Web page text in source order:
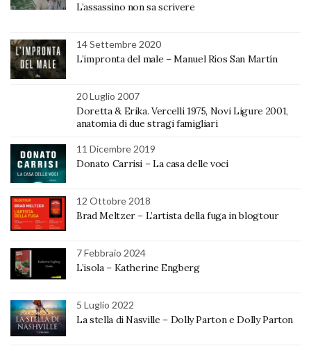
L’assassino non sa scrivere
14 Settembre 2020
L’impronta del male – Manuel Ríos San Martín
20 Luglio 2007
Doretta & Erika. Vercelli 1975, Novi Ligure 2001,
anatomia di due stragi famigliari
11 Dicembre 2019
Donato Carrisi – La casa delle voci
12 Ottobre 2018
Brad Meltzer – L’artista della fuga in blogtour
7 Febbraio 2024
L’isola – Katherine Engberg
5 Luglio 2022
La stella di Nasville – Dolly Parton e Dolly Parton